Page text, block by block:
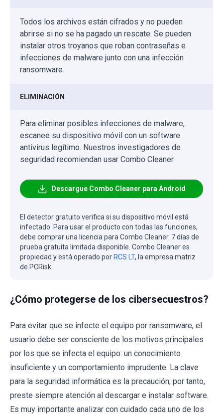
Todos los archivos están cifrados y no pueden
abrirse si no se ha pagado un rescate. Se pueden
instalar otros troyanos que roban contraseñas e
infecciones de malware junto con una infección
ransomware.
ELIMINACIÓN
Para eliminar posibles infecciones de malware,
escanee su dispositivo móvil con un software
antivirus legítimo. Nuestros investigadores de
seguridad recomiendan usar Combo Cleaner.
Descargue Combo Cleaner para Android
El detector gratuito verifica si su dispositivo móvil está
infectado. Para usar el producto con todas las funciones,
debe comprar una licencia para Combo Cleaner. 7 días de
prueba gratuita limitada disponible. Combo Cleaner es
propiedad y está operado por RCS LT, la empresa matriz
de PCRisk.
¿Cómo protegerse de los cibersecuestros?
Para evitar que se infecte el equipo por ransomware, el
usuario debe ser consciente de los motivos principales
por los que se infecta el equipo: un conocimiento
insuficiente y un comportamiento imprudente. La clave
para la seguridad informática es la precaución; por tanto,
preste siempre atención al descargar e instalar software.
Es muy importante analizar con cuidado cada uno de los